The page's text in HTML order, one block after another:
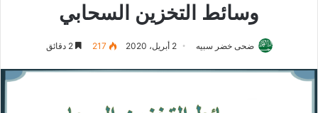
وسائط التخزين السحابي
ضحى خضر سبيه 2 أبريل، 2020 217 2 دقائق